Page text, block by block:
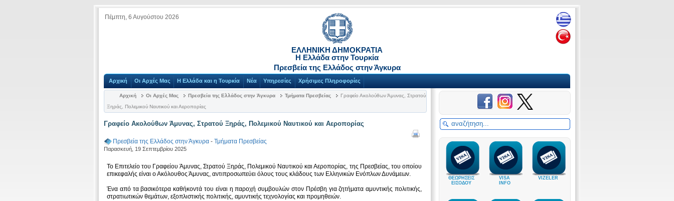
Πέμπτη, 6 Αυγούστου 2026
ΕΛΛΗΝΙΚΗ ΔΗΜΟΚΡΑΤΙΑ
Η Ελλάδα στην Τουρκία
Πρεσβεία της Ελλάδος στην Άγκυρα
Αρχική Οι Αρχές Μας Η Ελλάδα και η Τουρκία Νέα Υπηρεσίες Χρήσιμες Πληροφορίες
Αρχική Οι Αρχές Μας Πρεσβεία της Ελλάδος στην Άγκυρα Τμήματα Πρεσβείας
Γραφείο Ακολούθων Άμυνας, Στρατού
Ξηράς, Πολεμικού Ναυτικού και Αεροπορίας
Γραφείο Ακολούθων Άμυνας, Στρατού Ξηράς, Πολεμικού Ναυτικού και Αεροπορίας
Πρεσβεία της Ελλάδος στην Άγκυρα - Τμήματα Πρεσβείας
Παρασκευή, 19 Σεπτεμβρίου 2025
Το Επιτελείο του Γραφείου Άμυνας, Στρατού Ξηράς, Πολεμικού Ναυτικού και Αεροπορίας, της Πρεσβείας, του οποίου
επικεφαλής είναι ο Ακόλουθος Άμυνας, αντιπροσωπεύει όλους τους κλάδους των Ελληνικών Ενόπλων Δυνάμεων.
Ένα από τα βασικότερα καθήκοντά του είναι η παροχή συμβουλών στον Πρέσβη για ζητήματα αμυντικής πολιτικής,
στρατιωτικών θεμάτων, εξοπλιστικής πολιτικής, αμυντικής τεχνολογίας και προμηθειών.
ΘΕΩΡΗΣΕΙΣ
ΕΙΣΟΔΟΥ
VISA
INFO
VIZELER